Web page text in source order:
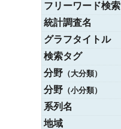
フリーワード検索
統計調査名
グラフタイトル
検索タグ
分野（大分類）
分野（小分類）
系列名
地域